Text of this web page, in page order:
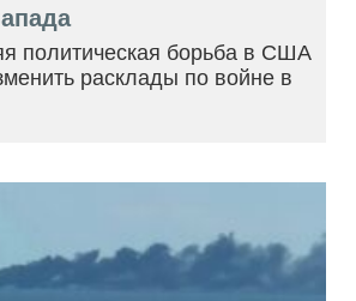
политическая борьба в США
расклады по войне в